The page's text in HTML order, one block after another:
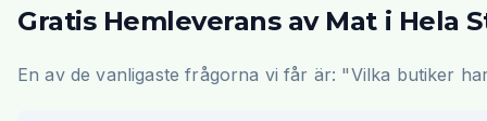
Gratis Hemleverans av Mat i Hela
En av de vanligaste frågorna vi får är: "Vilka butiker